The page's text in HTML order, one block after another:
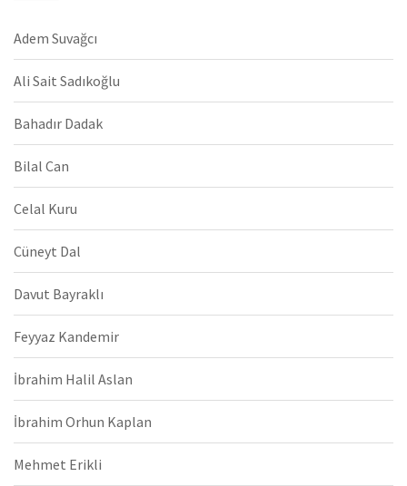
Adem Suvağcı
Ali Sait Sadıkoğlu
Bahadır Dadak
Bilal Can
Celal Kuru
Cüneyt Dal
Davut Bayraklı
Feyyaz Kandemir
İbrahim Halil Aslan
İbrahim Orhun Kaplan
Mehmet Erikli